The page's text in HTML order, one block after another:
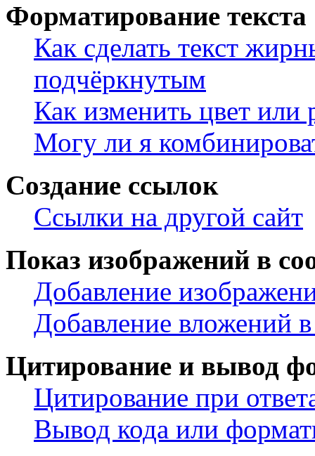
Форматирование текста
Как сделать текст
подчёркнутым
Как изменить цвет или
Могу ли я
Создание ссылок
Ссылки на другой сайт
Показ изображений в
Добавление
Добавление вложений
Цитирование и вывод
Цитирование при
Вывод кода или